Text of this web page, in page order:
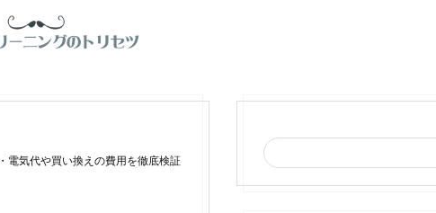
電気代や買い換えの費用を徹底検証